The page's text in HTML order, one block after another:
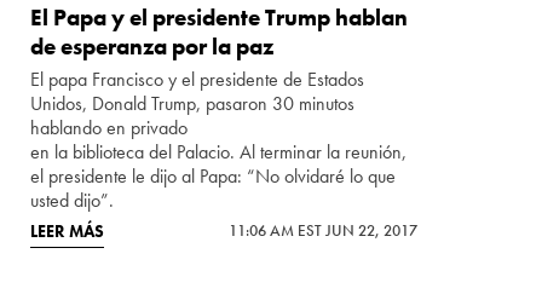
El Papa y el presidente Trump hablan
de esperanza por la paz
El papa Francisco y el presidente de Estados
Unidos, Donald Trump, pasaron 30 minutos
hablando en privado
en la biblioteca del Palacio. Al terminar la reunión,
el presidente le dijo al Papa: “No olvidaré lo que
usted dijo”.
LEER MÁS 11:06 AM EST JUN 22, 2017